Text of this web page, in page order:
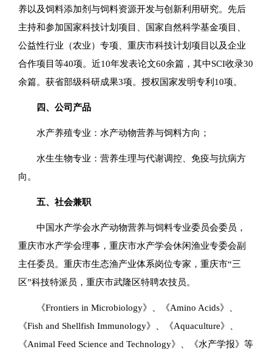
养以及饲料添加剂与饲料资源开发与创新利用研究。先后
主持和参加国家科技计划项目、国家自然科学基金项目、
公益性行业（农业）专项、重庆市科技计划项目以及企业
合作项目等40项。近10年发表论文60余篇，其中SCI收录30
余篇。获省部级科研成果3项。授权国家发明专利10项。
四、公司产品
水产养殖专业：水产动物营养与饲料方向；
水生生物专业：营养生理与代谢调控、免疫与抗病方
向。
五、社会兼职
中国水产学会水产动物营养与饲料专业委员会委员，
重庆市水产学会理事，重庆市水产学会休闲渔业专委会副
主任委员。重庆市生态渔产业体系岗位专家，重庆市“三
区”科技特派员，重庆市武隆区特聘农技员。
《Frontiers in Microbiology》、《Amino Acids》、
《Fish and Shellfish Immunology》、《Aquaculture》、
《Animal Feed Science and Technology》、《水产学报》等